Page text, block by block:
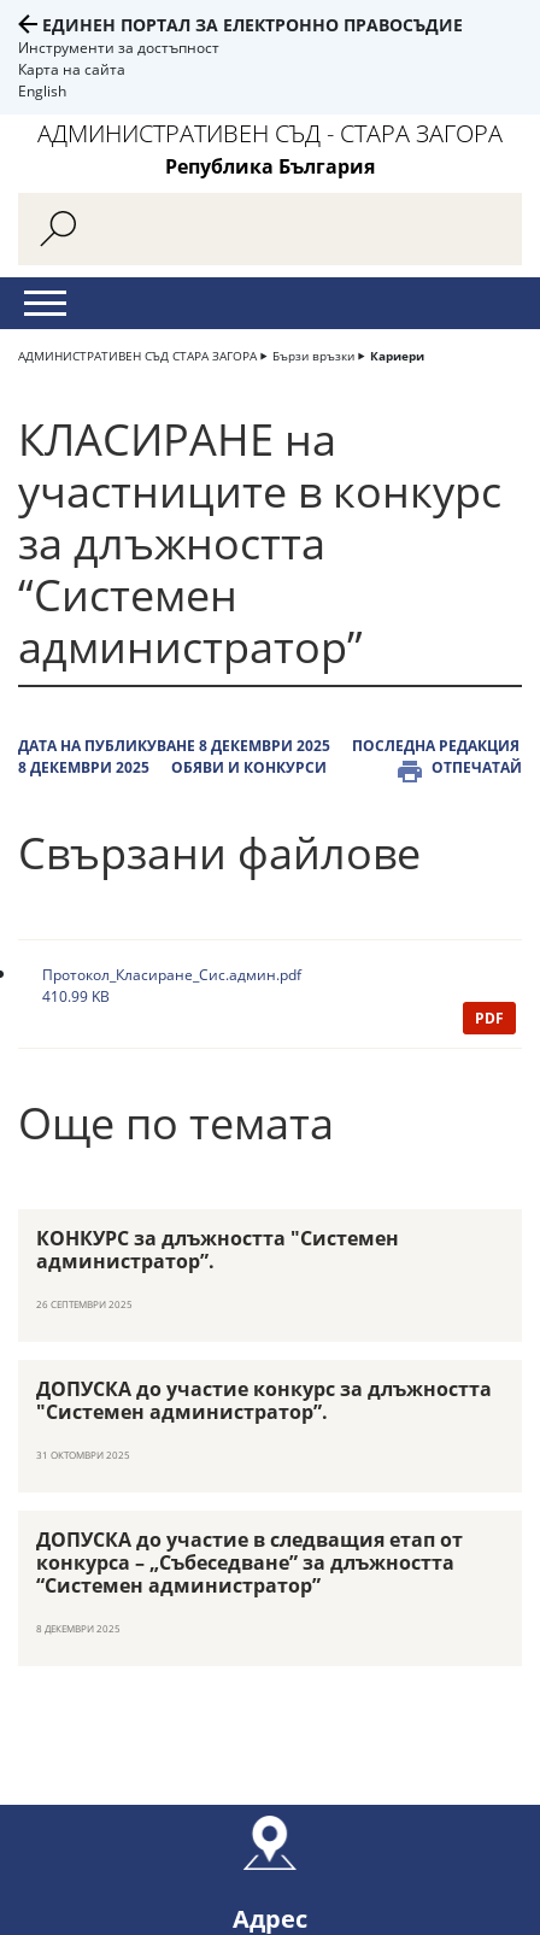
ЕДИНЕН ПОРТАЛ ЗА ЕЛЕКТРОННО ПРАВОСЪДИЕ
Инструменти за достъпност
Карта на сайта
English
АДМИНИСТРАТИВЕН СЪД - СТАРА ЗАГОРА
Република България
АДМИНИСТРАТИВЕН СЪД СТАРА ЗАГОРА Бързи връзки Кариери
КЛАСИРАНЕ на
участниците в конкурс
за длъжността
“Системен
администратор”
ДАТА НА ПУБЛИКУВАНЕ 8 ДЕКЕМВРИ 2025
ПОСЛЕДНА РЕДАКЦИЯ
8 ДЕКЕМВРИ 2025
ОБЯВИ И КОНКУРСИ ОТПЕЧАТАЙ
Свързани файлове
Протокол_Класиране_Сис.админ.pdf
410.99 KB
PDF
Още по темата
КОНКУРС за длъжността "Системен
администратор”.
26 СЕПТЕМВРИ 2025
ДОПУСКА до участие конкурс за длъжността
"Системен администратор”.
31 ОКТОМВРИ 2025
ДОПУСКА до участие в следващия етап от
конкурса – „Събеседване” за длъжността
“Системен администратор”
8 ДЕКЕМВРИ 2025
Адрес